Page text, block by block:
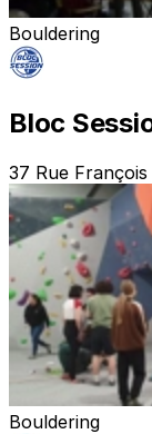
Bouldering
Bloc
37 Rue
Bouldering